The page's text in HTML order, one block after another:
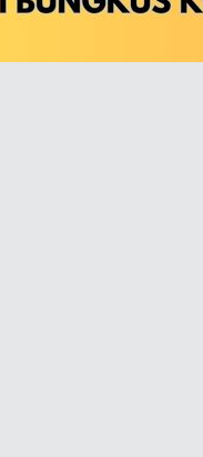
اتَّصَلَتْ مِنْ نُوْرِهِ بِهِمِ